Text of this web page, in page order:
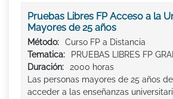
Pruebas Libres FP Acceso a la
Mayores de 25 años
Método:
Curso FP a Distancia
Tematica:
PRUEBAS LIBRES FP
Duración:
2000 horas
Las personas mayores de 25 años
acceder a las enseñanzas